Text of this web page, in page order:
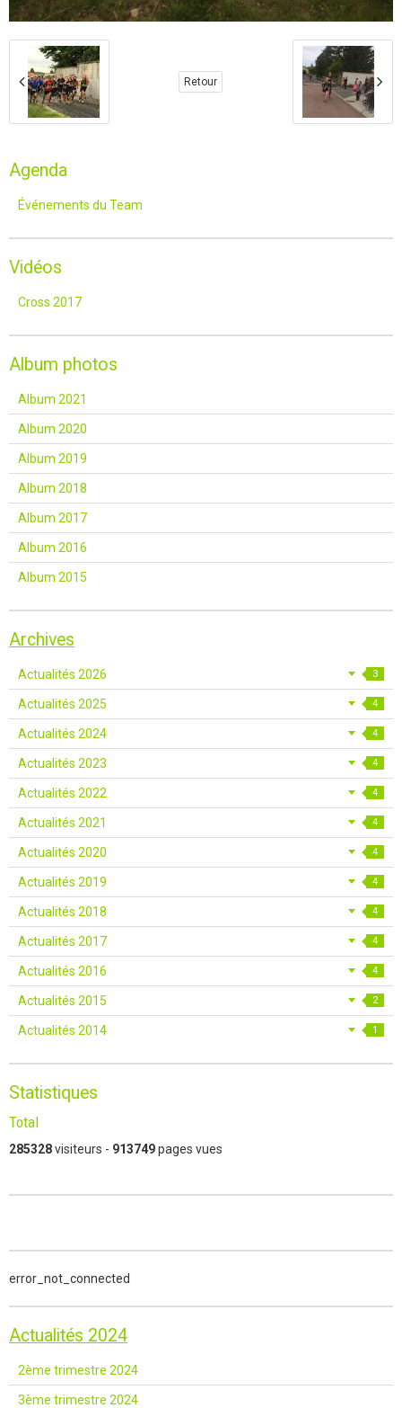
Retour
Agenda
Événements du Team
Vidéos
Cross 2017
Album photos
Album 2021
Album 2020
Album 2019
Album 2018
Album 2017
Album 2016
Album 2015
Archives
Actualités 2026 3
Actualités 2025 4
Actualités 2024 4
Actualités 2023 4
Actualités 2022 4
Actualités 2021 4
Actualités 2020 4
Actualités 2019 4
Actualités 2018 4
Actualités 2017 4
Actualités 2016 4
Actualités 2015 2
Actualités 2014 1
Statistiques
Total
285328visiteurs - 913749pages vues
error_not_connected
Actualités 2024
2ème trimestre 2024
3ème trimestre 2024